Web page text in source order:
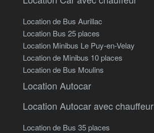
Location de Bus Aurillac
Location Bus 25 places
Location Minibus Le Puy-en-Velay
Location de Minibus 10 places
Location de Bus Moulins
Location Autocar
Location Autocar avec chauffeur
Location de Bus 35 places